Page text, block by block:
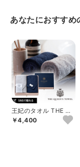
あなたにおすすめ
王妃のタオル THE QU
EEN’S TOWEL フェ
イ...
￥4,400